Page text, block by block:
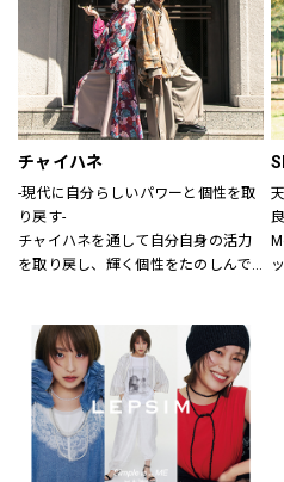
ザインします。
チャイハネ
-現代に自分らしいパワーと個性を取
り戻す-
チャイハネを通して自分自身の活力
を取り戻し、輝く個性をたのしんで
フスタイル提案や価値観の共有を計
り、現代生活において、必要な活気
を取り戻す力になりたいと考えてい
ます。